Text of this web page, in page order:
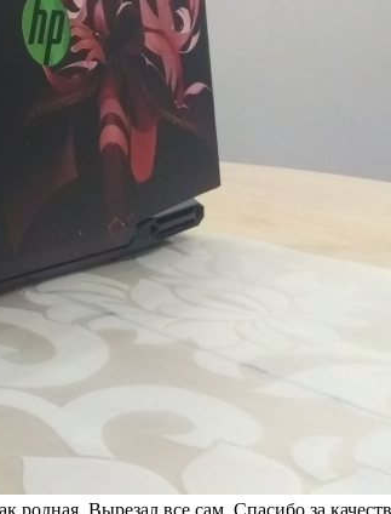
родная. Вырезал все сам. Спасибо за